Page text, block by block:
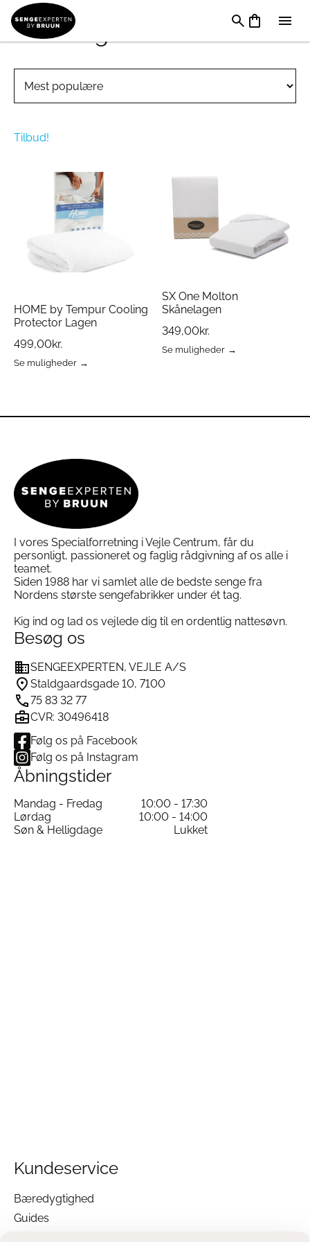
Skånelagen 90 x 210 cm
Tilbud!
HOME by Tempur Cooling
Protector Lagen
499,00kr.
Se muligheder
flere
vælges
på
varesiden
SX One Molton
Skånelagen
349,00kr.
Se muligheder
varianter.
I vores Specialforretning i Vejle Centrum, får du
personligt, passioneret og faglig rådgivning af os alle i
teamet.
Siden 1988 har vi samlet alle de bedste senge fra
Nordens største sengefabrikker under ét tag.
Kig ind og lad os vejlede dig til en ordentlig nattesøvn.
Besøg os
SENGEEXPERTEN, VEJLE A/S
Staldgaardsgade 10, 7100
75 83 32 77
CVR: 30496418
Følg os på Facebook
Følg os på Instagram
Åbningstider
Mandag - Fredag
10:00 - 17:30
Lørdag
10:00 - 14:00
Søn & Helligdage
Lukket
Kundeservice
Bæredygtighed
Guides